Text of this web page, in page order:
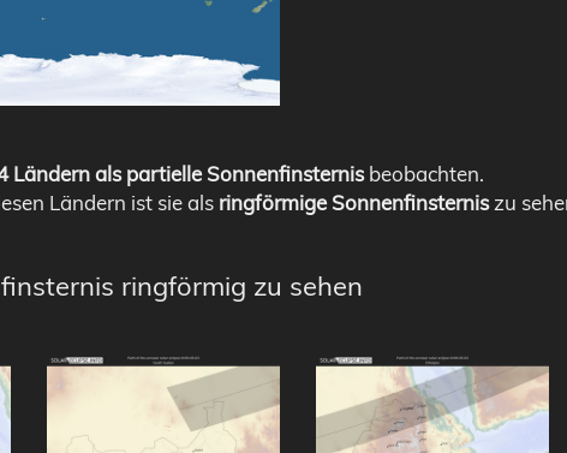
Ländern als partielle Sonnenfinsternisbeobachten.
Ländern ist sie als ringförmige Sonnenfinsterniszu
ringförmig zu sehen